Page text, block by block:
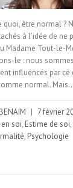
quoi, être normal ?
à l’idée de ne
Madame Tout-le-
le : nous
influencés par ce
normal.
| 7 février
soi, Estime de soi,
, Psychologie